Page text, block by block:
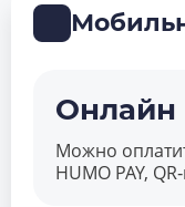
Онлайн
Можно
HUMO PAY,